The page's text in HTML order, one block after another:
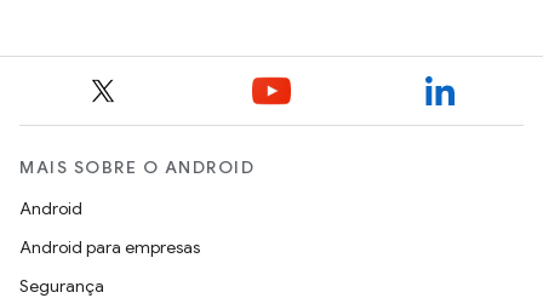
MAIS SOBRE O ANDROID
Android
Android para empresas
Segurança